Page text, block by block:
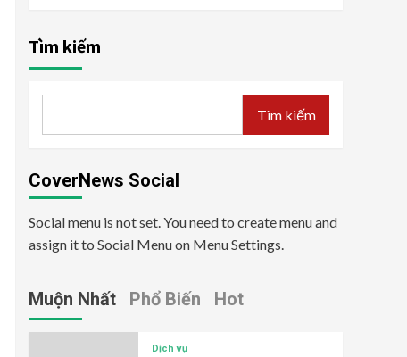
Tìm kiếm
Tìm kiếm
CoverNews Social
Social menu is not set. You need to create menu and
assign it to Social Menu on Menu Settings.
Muộn Nhất Phổ Biến Hot
Dịch vụ